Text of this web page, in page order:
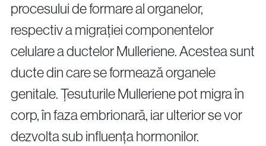
procesului de formare al organelor,
respectiv a migrației componentelor
celulare a ductelor Mulleriene. Acestea sunt
ducte din care se formează organele
genitale. Țesuturile Mulleriene pot migra în
corp, în faza embrionară, iar ulterior se vor
dezvolta sub influența hormonilor.